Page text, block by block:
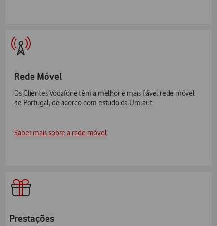
Rede Móvel
Os Clientes Vodafone têm a melhor e mais fiável rede móvel
de Portugal, de acordo com estudo da Umlaut.
Saber mais sobre a rede móvel
Prestações